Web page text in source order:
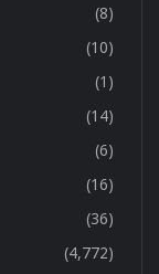
(8)
(10)
(1)
(14)
(6)
(16)
(36)
(4,772)